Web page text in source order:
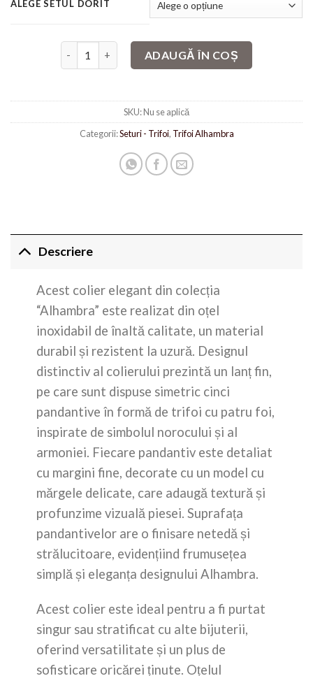
ALEGE SETUL DORIT
Cantitate Set Colier Alhambra Trifoi Rosu
ADAUGĂ ÎN COȘ
SKU:Nu se aplică
Categorii:Seturi - Trifoi, Trifoi Alhambra
Descriere
Acest colier elegant din colecția
“Alhambra” este realizat din oțel
inoxidabil de înaltă calitate, un material
durabil și rezistent la uzură. Designul
distinctiv al colierului prezintă un lanț fin,
pe care sunt dispuse simetric cinci
pandantive în formă de trifoi cu patru foi,
inspirate de simbolul norocului și al
armoniei. Fiecare pandantiv este detaliat
cu margini fine, decorate cu un model cu
mărgele delicate, care adaugă textură și
profunzime vizuală piesei. Suprafața
pandantivelor are o finisare netedă și
strălucitoare, evidențiind frumusețea
simplă și eleganța designului Alhambra.
Acest colier este ideal pentru a fi purtat
singur sau stratificat cu alte bijuterii,
oferind versatilitate și un plus de
sofisticare oricărei ținute. Oțelul